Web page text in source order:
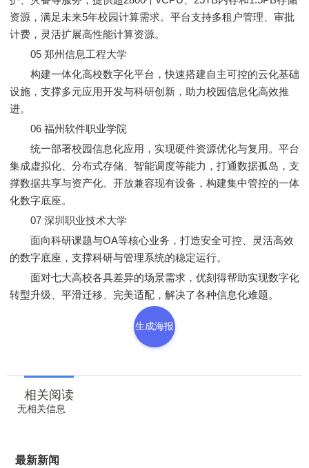
资源，满足未来5年校园计算需求。平台支持多租户管理、审批
计费，灵活扩展高性能计算资源。
05 郑州信息工程大学
构建一体化高校数字化平台，快速搭建自主可控的云化基础
设施，支撑多元应用开发与科研创新，助力校园信息化高效推
进。
06 福州软件职业学院
统一部署校园信息化应用，实现硬件资源优化与复用。平台
集成虚拟化、分布式存储、智能调度等能力，打通数据孤岛，支
撑数据共享与资产化。开放兼容现有设备，构建集中管控的一体
化数字底座。
07 深圳职业技术大学
面向科研课题与OA等核心业务，打造安全可控、灵活高效
的数字底座，支撑科研与管理系统的稳定运行。
面对七大高校各具差异的场景需求，优刻得帮助实现数字化
转型升级、平滑迁移、完美适配，解决了各种信息化难题。
生成海报
相关阅读
无相关信息
最新新闻